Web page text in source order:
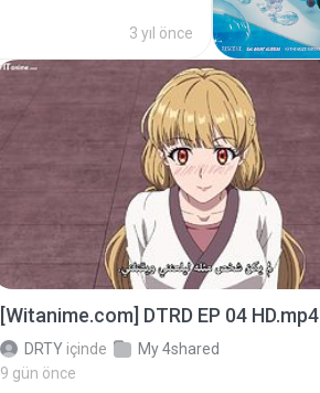
3 yıl önce
[Witanime.com] DTRD EP 04 HD.mp4
DRTY içinde
My 4shared
9 gün önce